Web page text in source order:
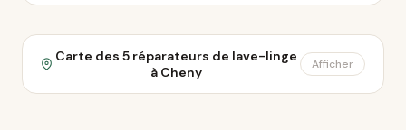
Carte des 5 réparateurs de lave-linge
à Cheny
Afficher